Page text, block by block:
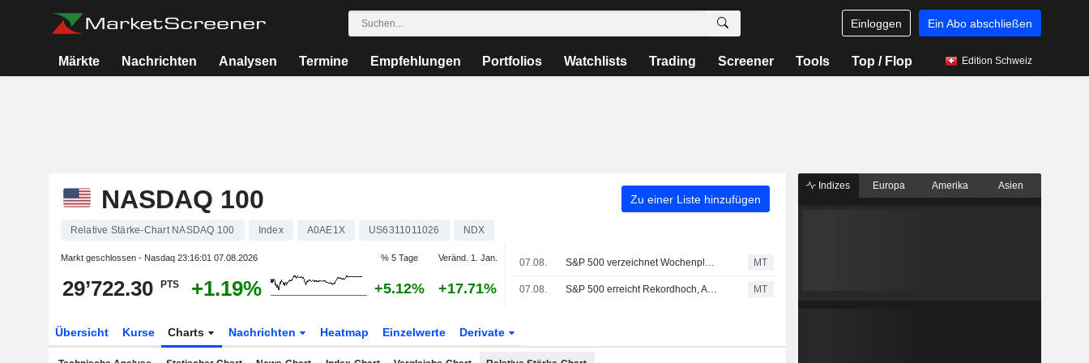
Einloggen Ein Abo abschließen
Märkte Nachrichten Analysen Termine Empfehlungen Portfolios Watchlists Trading Screener Tools Top / Flop Edition Schweiz
NASDAQ 100 Zu einer Liste hinzufügen
Relative Stärke-Chart NASDAQ 100 Index A0AE1X US6311011026 NDX
Markt geschlossen - Nasdaq 23:16:01 07.08.2026 % 5 Tage Veränd. 1. Jan.
29’722.30 PTS +1.19% +5.12% +17.71%
07.08. S&P 500 verzeichnet Wochenplus, da Tech-Giganten kräftig zulegen MT
07.08. S&P 500 erreicht Rekordhoch, Arbeitsmarktbericht dämpft Wetten auf Zinserhöhung MT
Übersicht Kurse Charts Nachrichten Heatmap Einzelwerte Derivate
Indizes Europa Amerika Asien